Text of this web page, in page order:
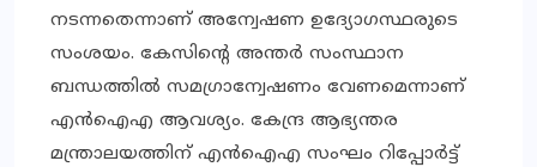
നടന്നതെന്നാണ് അന്വേഷണ ഉദ്യോഗസ്ഥരുടെ
സംശയം. കേസിന്റെ അന്തര്‍ സംസ്ഥാന
ബന്ധത്തില്‍ സമഗ്രാന്വേഷണം വേണമെന്നാണ്
എന്‍ഐഎ ആവശ്യം. കേന്ദ്ര ആഭ്യന്തര
മന്ത്രാലയത്തിന് എന്‍ഐഎ സംഘം റിപ്പോര്‍ട്ട്